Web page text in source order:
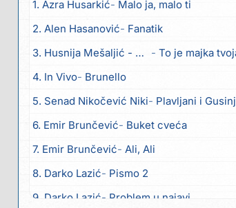
1. Azra Husarkić Malo ja, malo ti
2. Alen Hasanović Fanatik
3. Husnija Mešaljić - Hule To je majka
4. In Vivo Brunello
5. Senad Nikočević Niki Plavljani i
6. Emir Brunčević Buket cveća
7. Emir Brunčević Ali, Ali
8. Darko Lazić Pismo 2
9. Darko Lazić Problem u najavi